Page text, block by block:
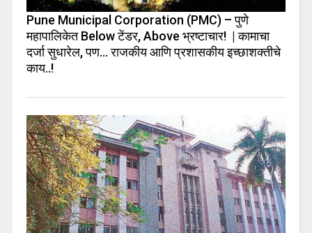
Pune Municipal Corporation (PMC) – पुणे
महापालिकेत Below टेंडर, Above भ्रष्टाचार! | कामाचा
दर्जा सुधारेल, पण… राजकीय आणि प्रशासकीय इच्छाशक्तीचे
काय..!